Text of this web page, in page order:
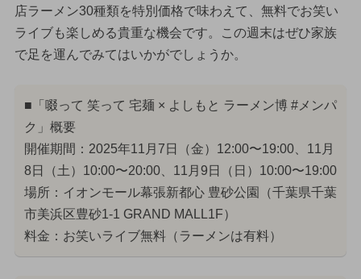
店ラーメン30種類を特別価格で味わえて、無料でお笑い
ライブも楽しめる貴重な機会です。この週末はぜひ家族
で足を運んでみてはいかがでしょうか。
■「啜って 笑って 宅麺 × よしもと ラーメン博 #メンパ
ク」概要
開催期間：2025年11月7日（金）12:00〜19:00、11月
8日（土）10:00〜20:00、11月9日（日）10:00〜19:00
場所：イオンモール幕張新都心 豊砂公園（千葉県千葉
市美浜区豊砂1-1 GRAND MALL1F）
料金：お笑いライブ無料（ラーメンは有料）